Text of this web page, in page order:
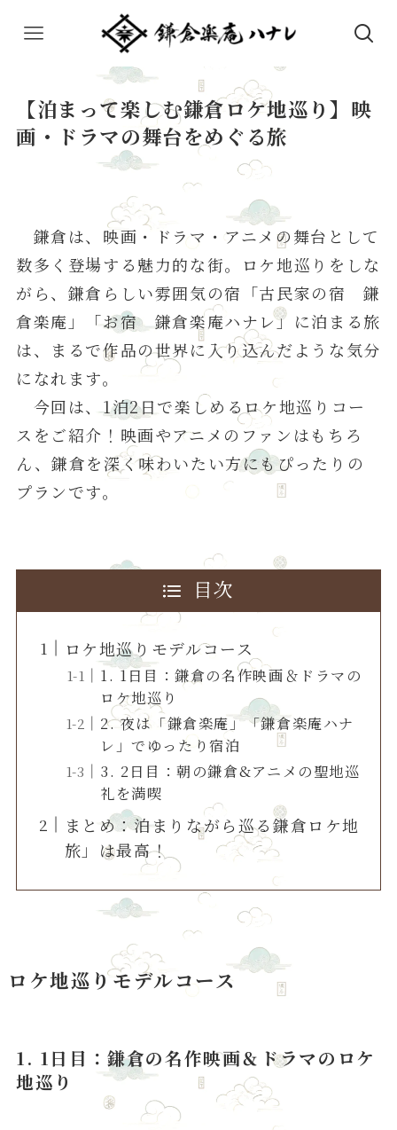
【泊まって楽しむ鎌倉ロケ地巡り】映
画・ドラマの舞台をめぐる旅
鎌倉は、映画・ドラマ・アニメの舞台として
数多く登場する魅力的な街。ロケ地巡りをしな
がら、鎌倉らしい雰囲気の宿「古民家の宿 鎌
倉楽庵」「お宿 鎌倉楽庵ハナレ」に泊まる旅
は、まるで作品の世界に入り込んだような気分
になれます。
今回は、1泊2日で楽しめるロケ地巡りコー
スをご紹介！映画やアニメのファンはもちろ
ん、鎌倉を深く味わいたい方にもぴったりの
プランです。
目次
ロケ地巡りモデルコース
1. 1日目：鎌倉の名作映画＆ドラマの
ロケ地巡り
2. 夜は「鎌倉楽庵」「鎌倉楽庵ハナ
レ」でゆったり宿泊
3. 2日目：朝の鎌倉&アニメの聖地巡
礼を満喫
まとめ：泊まりながら巡る鎌倉ロケ地
旅」は最高！
ロケ地巡りモデルコース
1. 1日目：鎌倉の名作映画＆ドラマのロケ
地巡り